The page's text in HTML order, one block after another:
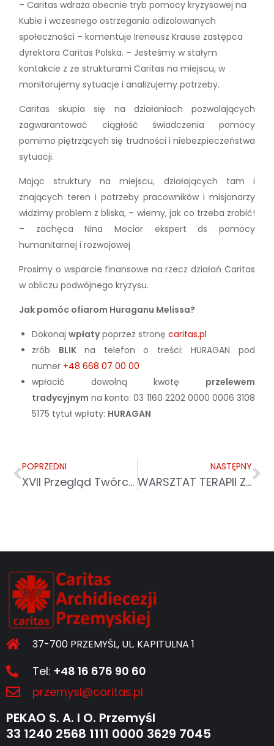
– Caritas wdraża obecnie tryb pomocy kryzysowej na
Kubie i wczesnego ostrzegania odizolowanych
społeczności – komentuje Ireneusz Krause zastępca
dyrektora Caritas Polska. – Jesteśmy w stałym
kontakcie z ze strukturami Caritas na miejscu, w
monitorujemy sytuacje i analizujemy potrzeby.
Caritas skupia się na działaniach pozwalających
zagwarantować ciągłość świadczenia pomocy
pomimo piętrzących się trudności i niebezpieczeństwa
sytuacji.
Mając struktury na miejscu, działających tam i
znających teren i potrzeby pracowników i misjonarzy
widzimy problem z bliska, – wiemy, jak co trzeba zrobić!
– zachęca Nina Mocior ekspert ds pomocy
humanitarnej i rozwojowej
Prosimy o wsparcie finansowe na rzecz działań Caritas
w obliczu podwójnego kryzysu.
Jak pomóc ofiarom Huraganu Melissa?
Dokonajwpłatypoprzez stronęcaritas.pl
zrób BLIKna telefon o treści: HURAGAN pod
numer +48 668 07 00 00
wpłacić dowolną kwotę przelewem
tradycyjnym na konto:03 1160 2202 0000 0006 3108
5175 tytuł wpłaty: HURAGAN
POPRZEDNI
XVII Przegląd Twórczości Artystycznej Osób Niepełnosprawnych Powiatu Łańcuckiego
NASTĘPNY
WARSZTAT TERAPII ZAJĘCIOWEJ CARITAS W LEŻAJSKU NA KONFERENCJI W RZESZOWIE
37-700 PRZEMYŚL, UL. KAPITULNA 1
Tel: +48 16 676 90 60
przemysl@caritas.pl
PEKAO S. A. I O. Przemyśl
33 1240 2568 1111 0000 3629 7045